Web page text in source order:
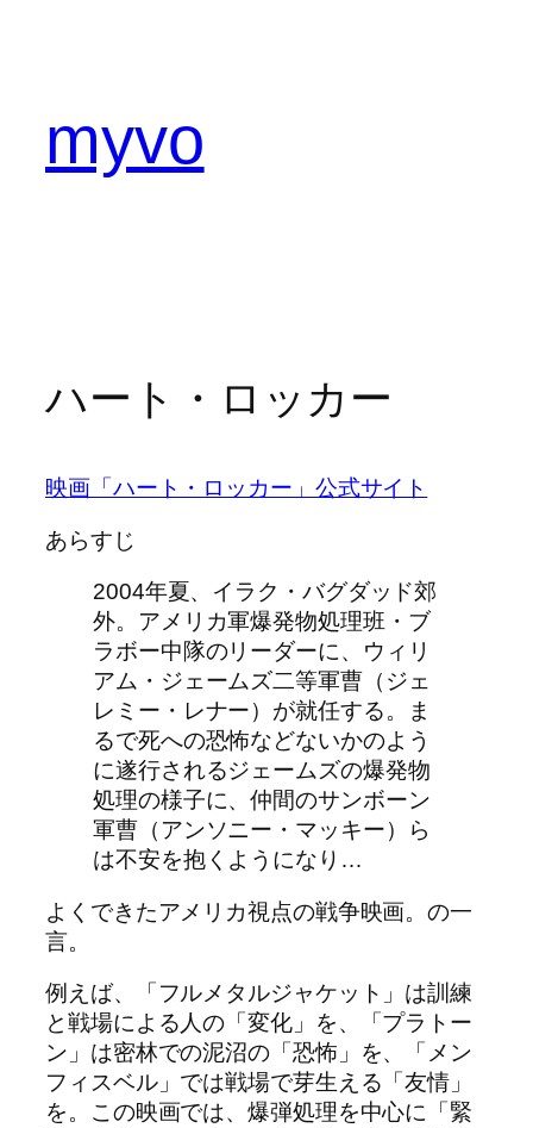
myvo
ハート・ロッカー
映画「ハート・ロッカー」公式サイト
あらすじ
2004年夏、イラク・バグダッド郊
外。アメリカ軍爆発物処理班・ブ
ラボー中隊のリーダーに、ウィリ
アム・ジェームズ二等軍曹（ジェ
レミー・レナー）が就任する。ま
るで死への恐怖などないかのよう
に遂行されるジェームズの爆発物
処理の様子に、仲間のサンボーン
軍曹（アンソニー・マッキー）ら
は不安を抱くようになり…
よくできたアメリカ視点の戦争映画。の一
言。
例えば、「フルメタルジャケット」は訓練
と戦場による人の「変化」を、「プラトー
ン」は密林での泥沼の「恐怖」を、「メン
フィスベル」では戦場で芽生える「友情」
を。この映画では、爆弾処理を中心に「緊